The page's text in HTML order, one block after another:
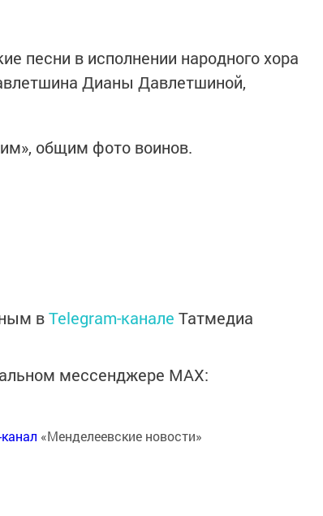
песни в исполнении народного хора
Дианы Давлетшиной,
общим фото воинов.
вTelegram-канале Татмедиа
мессенджере MАХ:
«Менделеевские новости»